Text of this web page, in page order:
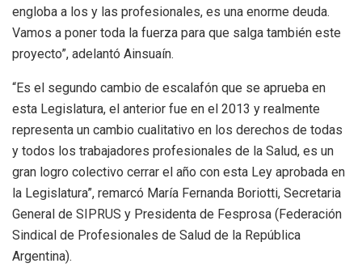
engloba a los y las profesionales, es una enorme deuda.
Vamos a poner toda la fuerza para que salga también este
proyecto”, adelantó Ainsuaín.
“Es el segundo cambio de escalafón que se aprueba en
esta Legislatura, el anterior fue en el 2013 y realmente
representa un cambio cualitativo en los derechos de todas
y todos los trabajadores profesionales de la Salud, es un
gran logro colectivo cerrar el año con esta Ley aprobada en
la Legislatura”, remarcó María Fernanda Boriotti, Secretaria
General de SIPRUS y Presidenta de Fesprosa (Federación
Sindical de Profesionales de Salud de la República
Argentina).